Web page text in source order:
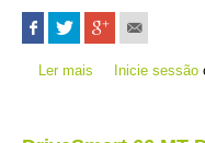
Ler mais acerca de
Inicie sessão